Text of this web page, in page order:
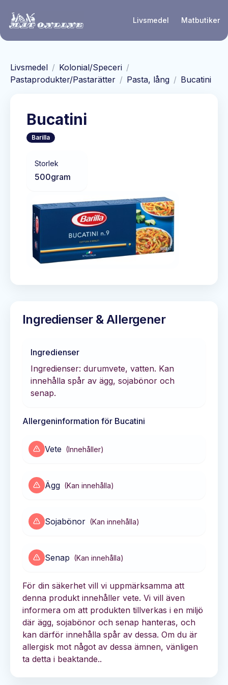
Livsmedel Matbutiker
Livsmedel / Kolonial/Speceri /
Pastaprodukter/Pastarätter / Pasta, lång / Bucatini
Bucatini
Barilla
Storlek
500gram
Ingredienser & Allergener
Ingredienser
Ingredienser: durumvete, vatten. Kan
innehålla spår av ägg, sojabönor och
senap.
Allergeninformation för Bucatini
Vete (Innehåller)
Ägg (Kan innehålla)
Sojabönor (Kan innehålla)
Senap (Kan innehålla)
För din säkerhet vill vi uppmärksamma att
denna produkt innehåller vete. Vi vill även
informera om att produkten tillverkas i en miljö
där ägg, sojabönor och senap hanteras, och
kan därför innehålla spår av dessa. Om du är
allergisk mot något av dessa ämnen, vänligen
ta detta i beaktande..